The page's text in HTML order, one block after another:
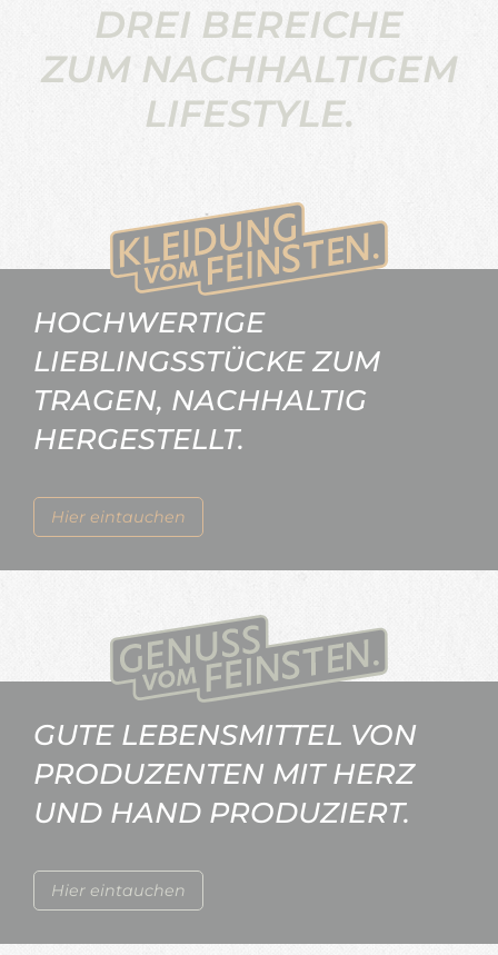
DREI BEREICHE
ZUM NACHHALTIGEM
LIFESTYLE.
Hier eintauchen
HOCHWERTIGE
LIEBLINGSSTÜCKE ZUM
TRAGEN, NACHHALTIG
HERGESTELLT.
Hier eintauchen
GUTE LEBENSMITTEL VON
PRODUZENTEN MIT HERZ
UND HAND PRODUZIERT.